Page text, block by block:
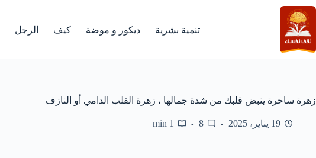
التجاوز
إلى
المحتوى
تنمية بشرية ديكور و موضة كيف الرجل
زهرة ساحرة ينبض قلبك من شدة جمالها ، زهرة القلب الدامي أو النازف
19 يناير، 2025 8
1 min